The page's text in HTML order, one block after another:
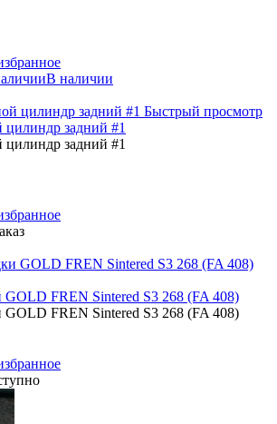
В наличии
Быстрый просмотр
задний #1
задний #1
FREN Sintered S3 268 (FA 408)
FREN Sintered S3 268 (FA 408)